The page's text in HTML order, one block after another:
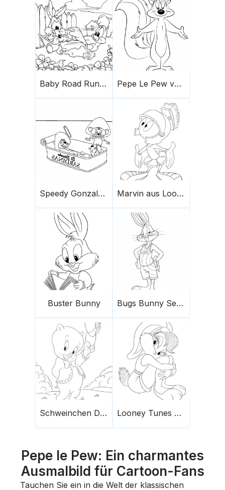
Baby Road Runner und Baby Wile E. Coyote Pepe Le Pew von Looney Tunes
Speedy Gonzales und Freunde Marvin aus Looney Tunes
Buster Bunny Bugs Bunny Sencillo
Schweinchen Dick Looney Tunes Lola
Pepe le Pew: Ein charmantes
Ausmalbild für Cartoon-Fans
Tauchen Sie ein in die Welt der klassischen